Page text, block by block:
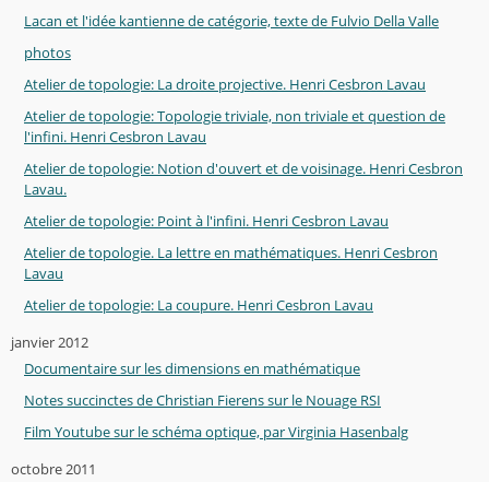
Lacan et l'idée kantienne de catégorie, texte de Fulvio Della Valle
photos
Atelier de topologie: La droite projective. Henri Cesbron Lavau
Atelier de topologie: Topologie triviale, non triviale et question de
l'infini. Henri Cesbron Lavau
Atelier de topologie: Notion d'ouvert et de voisinage. Henri Cesbron
Lavau.
Atelier de topologie: Point à l'infini. Henri Cesbron Lavau
Atelier de topologie. La lettre en mathématiques. Henri Cesbron
Lavau
Atelier de topologie: La coupure. Henri Cesbron Lavau
janvier 2012
Documentaire sur les dimensions en mathématique
Notes succinctes de Christian Fierens sur le Nouage RSI
Film Youtube sur le schéma optique, par Virginia Hasenbalg
octobre 2011